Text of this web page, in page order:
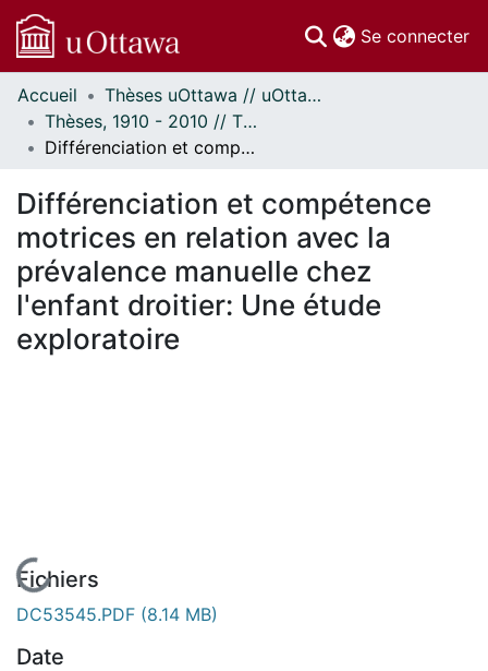
Se connecter
Communautés
et collections
Parcourir
À propos
Accueil
Thèses uOttawa // uOttawa Theses
Thèses, 1910 - 2010 // Theses, 1910 - 2010
Différenciation et compétence motrices en relation avec la prévalence manuelle chez l'enfant droitier: Une étude exploratoire
Différenciation et compétence
motrices en relation avec la
prévalence manuelle chez
l'enfant droitier: Une étude
exploratoire
En cours de chargement...
Fichiers
DC53545.PDF (8.14 MB)
Date